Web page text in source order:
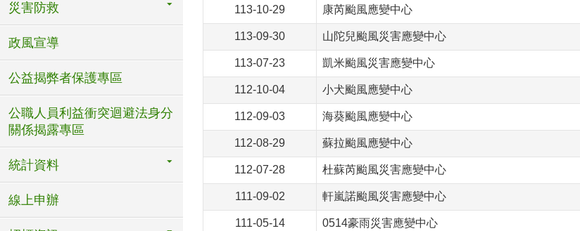
災害防救
政風宣導
公益揭弊者保護專區
公職人員利益衝突迴避法身分
關係揭露專區
統計資料
線上申辦
113-10-29 康芮颱風應變中心
113-09-30 山陀兒颱風災害應變中心
113-07-23 凱米颱風災害應變中心
112-10-04 小犬颱風應變中心
112-09-03 海葵颱風應變中心
112-08-29 蘇拉颱風應變中心
112-07-28 杜蘇芮颱風災害應變中心
111-09-02 軒嵐諾颱風災害應變中心
111-05-14 0514豪雨災害應變中心